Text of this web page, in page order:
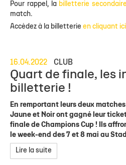
Pour rappel, la billetterie
match.
Accèdez à la billetterie en cliquant ici
16.04.2022 CLUB
Quart de finale, les
billetterie !
En remportant leurs deux matches
Jaune et Noir ont gagné leur
finale de Champions Cup ! Ils
le week-end des 7 et 8 mai au
Lire la suite